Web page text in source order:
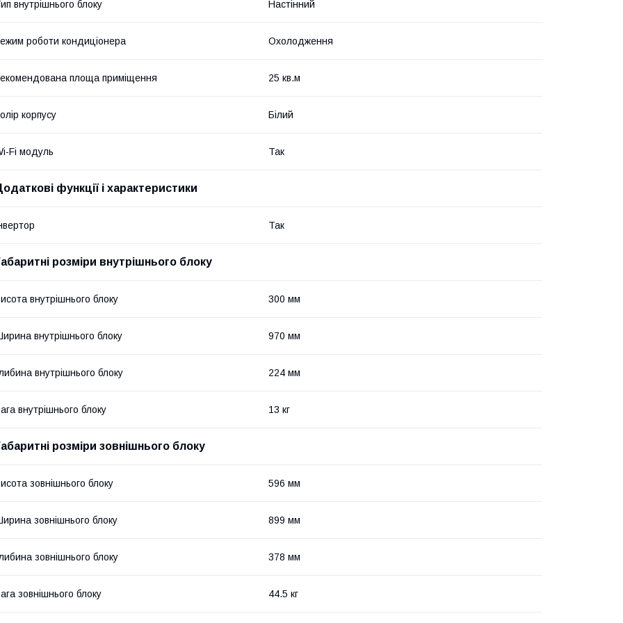
внутрішнього блоку Настінний
роботи кондиціонера Охолодження
площа приміщення 25 кв.м
корпусу Білий
Fi модуль Так
функції і характеристики
Так
розміри внутрішнього блоку
внутрішнього блоку 300 мм
внутрішнього блоку 970 мм
внутрішнього блоку 224 мм
внутрішнього блоку 13 кг
розміри зовнішнього блоку
зовнішнього блоку 596 мм
зовнішнього блоку 899 мм
зовнішнього блоку 378 мм
зовнішнього блоку 44.5 кг